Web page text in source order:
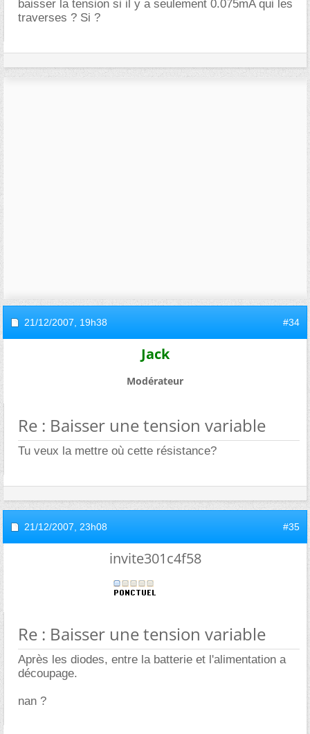
baisser la tension si il y a seulement 0.075mA qui les
traverses ? Si ?
21/12/2007, 19h38 #34
Jack
Modérateur
Re : Baisser une tension variable
Tu veux la mettre où cette résistance?
21/12/2007, 23h08 #35
invite301c4f58
Re : Baisser une tension variable
Après les diodes, entre la batterie et l'alimentation a
découpage.
nan ?